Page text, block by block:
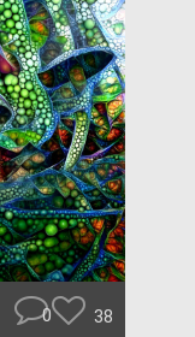
0 38